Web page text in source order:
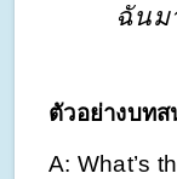
ฉันม
ตัวอย่างบท
A: What’s